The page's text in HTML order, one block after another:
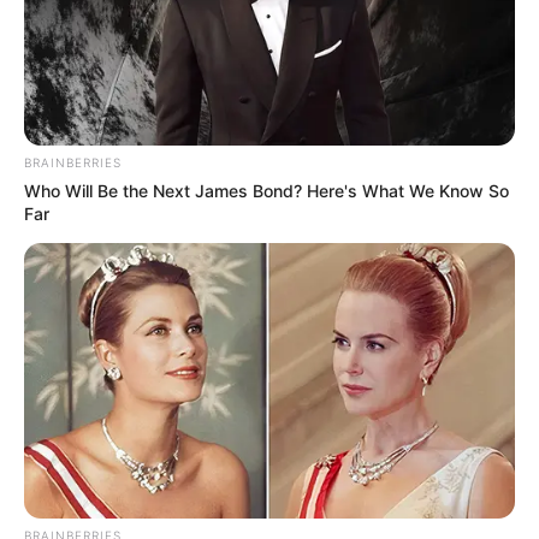
Kontroversi
–
Fakta Menarik
BRAINBERRIES
Who Will Be the Next James Bond? Here's What We Know So
Far
BRAINBERRIES